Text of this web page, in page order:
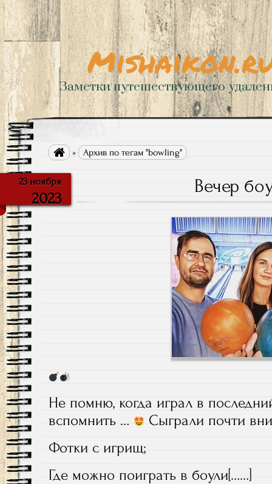
Заметки путешествующего
 » Архив по тегам "bowling"
23 ноября
2023
Вечер
Не помню, когда играл в
вспомнить …
Сыграли почти
Фотки с игрищ;
Где можно поиграть в боули[……]